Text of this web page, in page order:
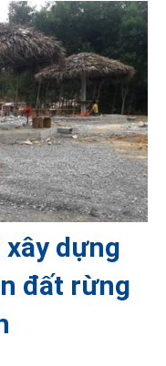
dựng
đất rừng